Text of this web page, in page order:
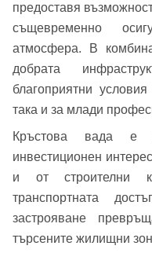
или
предоставя
същевременно
атмосфера. В
добрата
благоприятни
така и за млади
Кръстова вада е
инвестиционен
и от строителни
транспортната
застрояване
търсените жилищни